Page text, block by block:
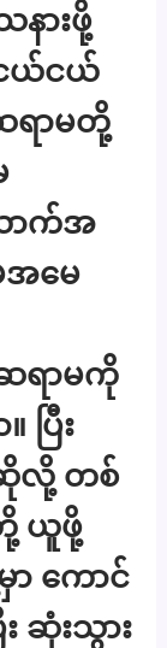
ားဖို့
ယ်ငယ်
ရာမတို့
ာက်အ
အမေ
ရာမကို
ပြီး
ဆိုလို့ တစ်
ယူဖို့
ာ ကောင်
ဆုံးသွား